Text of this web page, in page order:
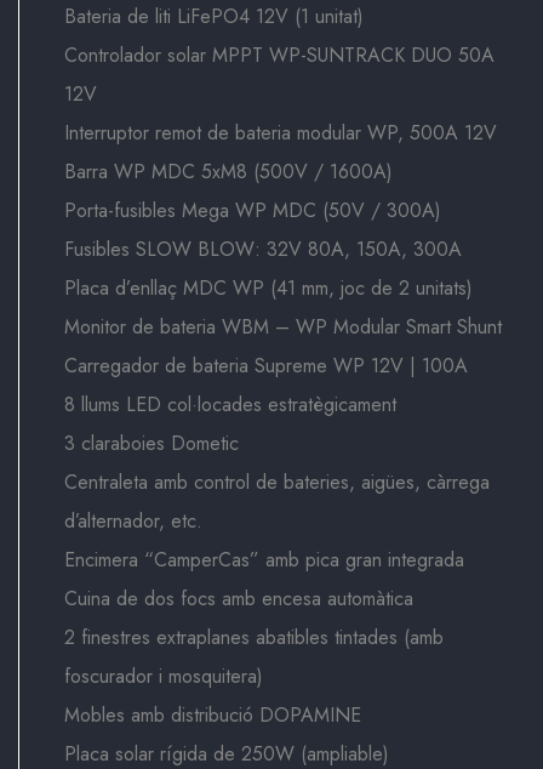
Bateria de liti LiFePO4 12V (1 unitat)
Controlador solar MPPT WP-SUNTRACK DUO 50A
12V
Interruptor remot de bateria modular WP, 500A 12V
Barra WP MDC 5xM8 (500V / 1600A)
Porta-fusibles Mega WP MDC (50V / 300A)
Fusibles SLOW BLOW: 32V 80A, 150A, 300A
Placa d’enllaç MDC WP (41 mm, joc de 2 unitats)
Monitor de bateria WBM – WP Modular Smart Shunt
Carregador de bateria Supreme WP 12V | 100A
8 llums LED col·locades estratègicament
3 claraboies Dometic
Centraleta amb control de bateries, aigües, càrrega
d’alternador, etc.
Encimera “CamperCas” amb pica gran integrada
Cuina de dos focs amb encesa automàtica
2 finestres extraplanes abatibles tintades (amb
foscurador i mosquitera)
Mobles amb distribució DOPAMINE
Placa solar rígida de 250W (ampliable)